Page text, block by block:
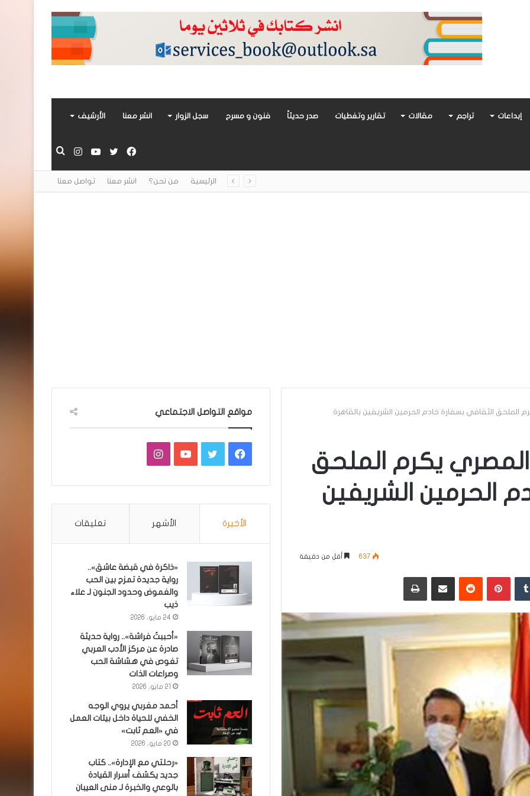
إبداعات تراجم مقالات تقارير وتغطيات صدر حديثاً فنون و مسرح سجل الزوار انشر معنا الأرشيف
بحث
انستقراميوتيوبتويتر
فيسبوك
الرئيسية من نحن؟ انشر معنا تواصل معنا
الملحق الثقافي بسفارة خادم الحرمين الشريفين بالقاهرة
المصري يكرم الملحق
الحرمين الشريفين
637 أقل من دقيقة
‏Tumblr بينتيريست
‏Reddit مشاركة عبر البريد طباعة
مواقع التواصل الاجتماعي
فيسبوكتويتر يوتيوبانستقرام
الأخيرة الأشهر تعليقات
«ذاكرة في قبضة عاشق»..
رواية جديدة تمزج بين الحب
والغموض وحدود الجنون لـ علاء
ذيب
24 مايو، 2026
«أحببتُ فراشة».. رواية حديثة
صادرة عن مركز الأدب العربي
تغوص في هشاشة الحب
وصراعات الذات
21 مايو، 2026
أحمد مغربي يروي الوجه
الخفي للحياة داخل بيئات العمل
في «العم ثابت»
20 مايو، 2026
«رحلتي مع الإدارة».. كتاب
جديد يكشف أسرار القيادة
بالوعي والخبرة لـ منى العيبان